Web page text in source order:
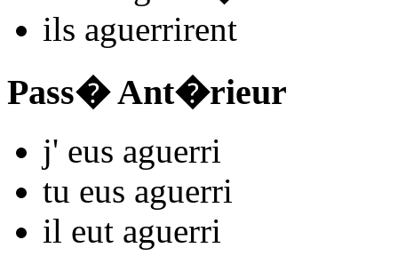
ils aguerrirent
Pass� Ant�rieur
j' eus aguerri
tu eus aguerri
il eut aguerri